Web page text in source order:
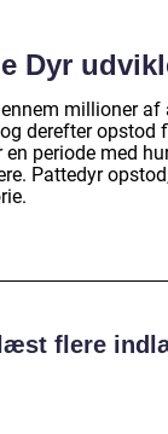
Dyr
millioner af
derefter opstod
periode med
Pattedyr
flere